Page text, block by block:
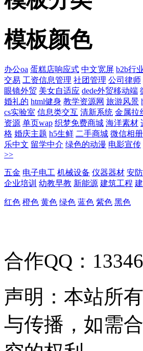
模板颜色
办公oa 蛋糕店响应式 中文宽屏 b2b行
交易 工资信息管理 社团管理 公司律师
眼镜外贸 美女自适应 dede外贸移动端
婚礼的 html健身 教学资源网 旅游风景
cs实验室 信息类交互 清新系统 金属拉
资源 单页wap 织梦免费商城 海洋素材
格 婚庆主题 h5生鲜 二手商城 微信相册
乐中文 留学中介 绿色的动漫 电影宣传
>>
五金 电子电工 机械设备 仪器器材 安
企业培训 幼教早教 新能源 建筑工程
红色 橙色 黄色 绿色 蓝色 紫色 黑色
合作QQ：
声明：本站所
与传播，如需